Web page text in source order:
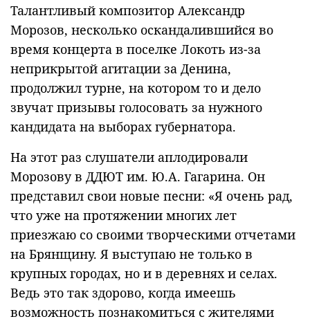
Талантливый композитор Александр
Морозов, несколько оскандалившийся во
время концерта в поселке Локоть из-за
неприкрытой агитации за Денина,
продолжил турне, на котором то и дело
звучат призывы голосовать за нужного
кандидата на выборах губернатора.
На этот раз слушатели аплодировали
Морозову в ДДЮТ им. Ю.А. Гагарина. Он
представил свои новые песни: «Я очень рад,
что уже на протяжении многих лет
приезжаю со своими творческими отчетами
на Брянщину. Я выступаю не только в
крупных городах, но и в деревнях и селах.
Ведь это так здорово, когда имеешь
возможность познакомиться с жителями